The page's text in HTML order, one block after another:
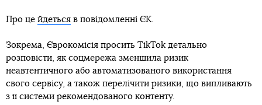
Про це йдеться в повідомленні ЄК.
Зокрема, Єврокомісія просить TikTok детально
розповісти, як соцмережа зменшила ризик
неавтентичного або автоматизованого використання
свого сервісу, а також перелічити ризики, що випливають
з її системи рекомендованого контенту.